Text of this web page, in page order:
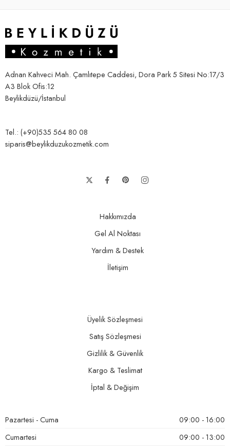
Adnan Kahveci Mah. Çamlıtepe Caddesi, Dora Park 5 Sitesi No:17/3
A3 Blok Ofis:12
Beylikdüzü/İstanbul
Tel.: (+90)535 564 80 08
siparis@beylikduzukozmetik.com
Hakkımızda
Gel Al Noktası
Yardım & Destek
İletişim
Üyelik Sözleşmesi
Satış Sözleşmesi
Gizlilik & Güvenlik
Kargo & Teslimat
İptal & Değişim
Pazartesi - Cuma
09:00 - 16:00
Cumartesi
09:00 - 13:00